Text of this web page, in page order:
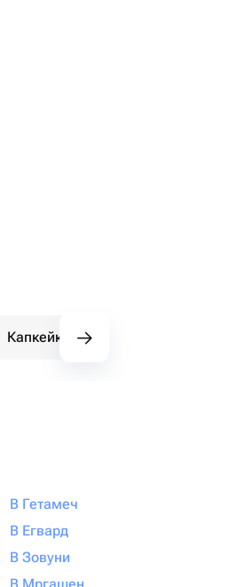
Капкейки
В Гетамеч
В Егвард
В Зовуни